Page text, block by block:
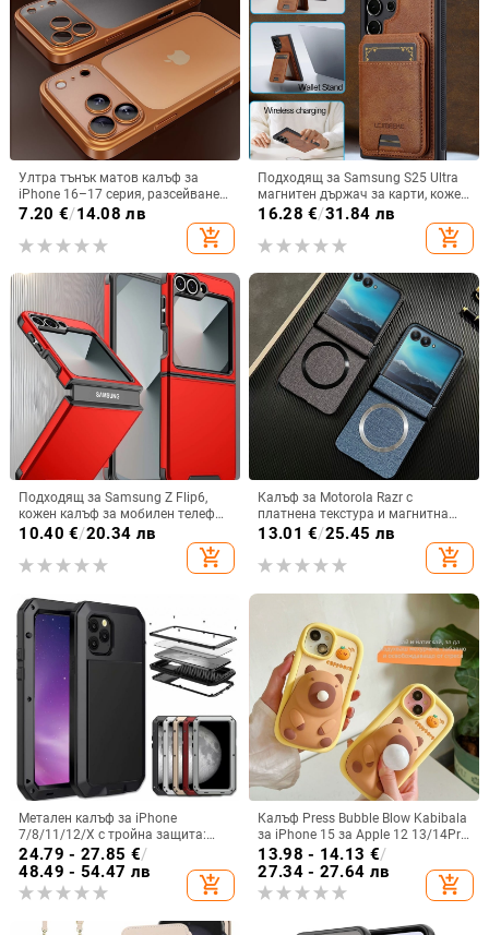
Ултра тънък матов калъф за
iPhone 16–17 серия, разсейване
на топлината, пълно покритие,
удароустойчив и устойчив на
отпечатъци
7.20 €/14.08 лв
add_shopping_cart
Подходящ за Samsung S25 Ultra
магнитен държач за карти, кожен
калъф S24Plus, защитен калъф,
разделен на части, калъф за
мобилен телефон Samsung
16.28 €/31.84 лв
add_shopping_cart
Подходящ за Samsung Z Flip6,
кожен калъф за мобилен телефон
Flip5, твърд двустранен калъф
против падане за Flip7, защитен
калъф Armor
10.40 €/20.34 лв
add_shopping_cart
Калъф за Motorola Razr с
платнена текстура и магнитна
панта, флип
13.01 €/25.45 лв
add_shopping_cart
Метален калъф за iPhone
7/8/11/12/X с тройна защита:
удароустойчив, прахоустойчив и
запечатан
24.79 - 27.85 €/
48.49 - 54.47 лв
add_shopping_cart
Калъф Press Bubble Blow Kabibala
за iPhone 15 за Apple 12 13/14Pro
Max, устойчив на изпускане 11
13.98 - 14.13 €/
27.34 - 27.64 лв
add_shopping_cart